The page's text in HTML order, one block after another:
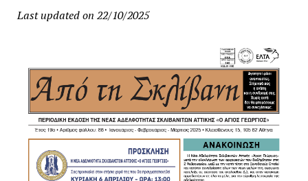
Last updated on 22/10/2025